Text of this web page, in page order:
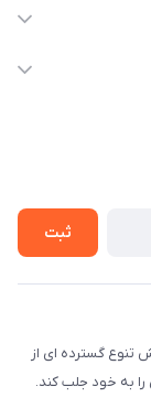
ثبت
تنوع گسترده ای از
را به خود جلب کند.